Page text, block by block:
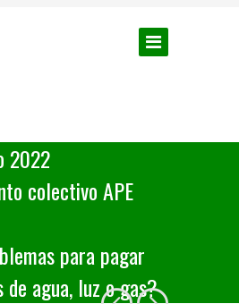
2022
colectivo APE
para pagar
agua, luz o gas?